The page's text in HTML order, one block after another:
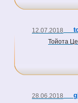
12.07.2018
Тойота
28.06.2018